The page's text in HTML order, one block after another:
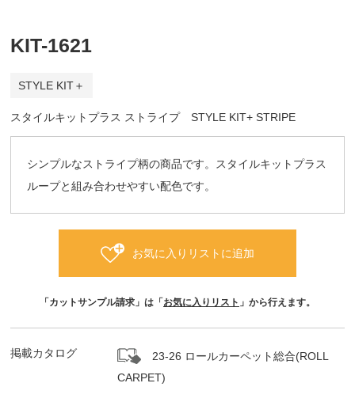
KIT-1621
STYLE KIT＋
スタイルキットプラス ストライプ STYLE KIT+ STRIPE
シンプルなストライプ柄の商品です。スタイルキットプラス
ループと組み合わせやすい配色です。
お気に入りリストに追加
「カットサンプル請求」は「 お気に入りリスト 」から行えます。
掲載カタログ
23-26 ロールカーペット総合(ROLL
CARPET)